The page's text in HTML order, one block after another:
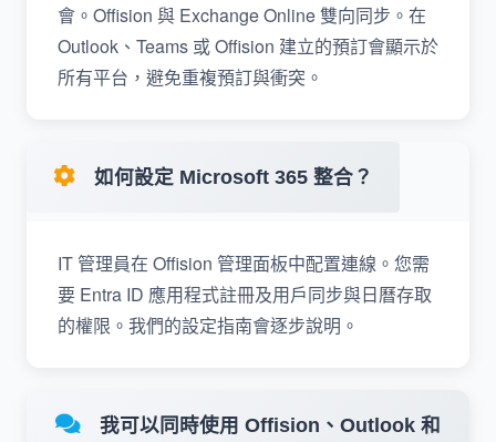
會。Offision 與 Exchange Online 雙向同步。在
Outlook、Teams 或 Offision 建立的預訂會顯示於
所有平台，避免重複預訂與衝突。
如何設定 Microsoft 365 整合？
IT 管理員在 Offision 管理面板中配置連線。您需
要 Entra ID 應用程式註冊及用戶同步與日曆存取
的權限。我們的設定指南會逐步說明。